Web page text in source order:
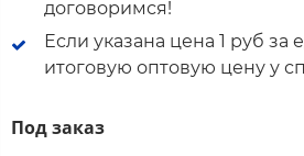
договоримся!
Если указана цена 1 руб за
итоговую оптовую цену у
Под заказ